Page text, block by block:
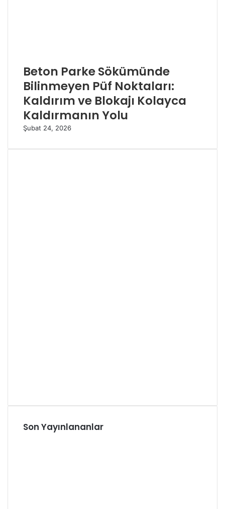
Beton Parke Sökümünde
Bilinmeyen Püf Noktaları:
Kaldırım ve Blokajı Kolayca
Kaldırmanın Yolu
Şubat 24, 2026
Son Yayınlananlar